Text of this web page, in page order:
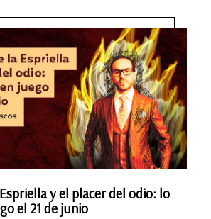
y el placer del odio: lo
el 21 de junio